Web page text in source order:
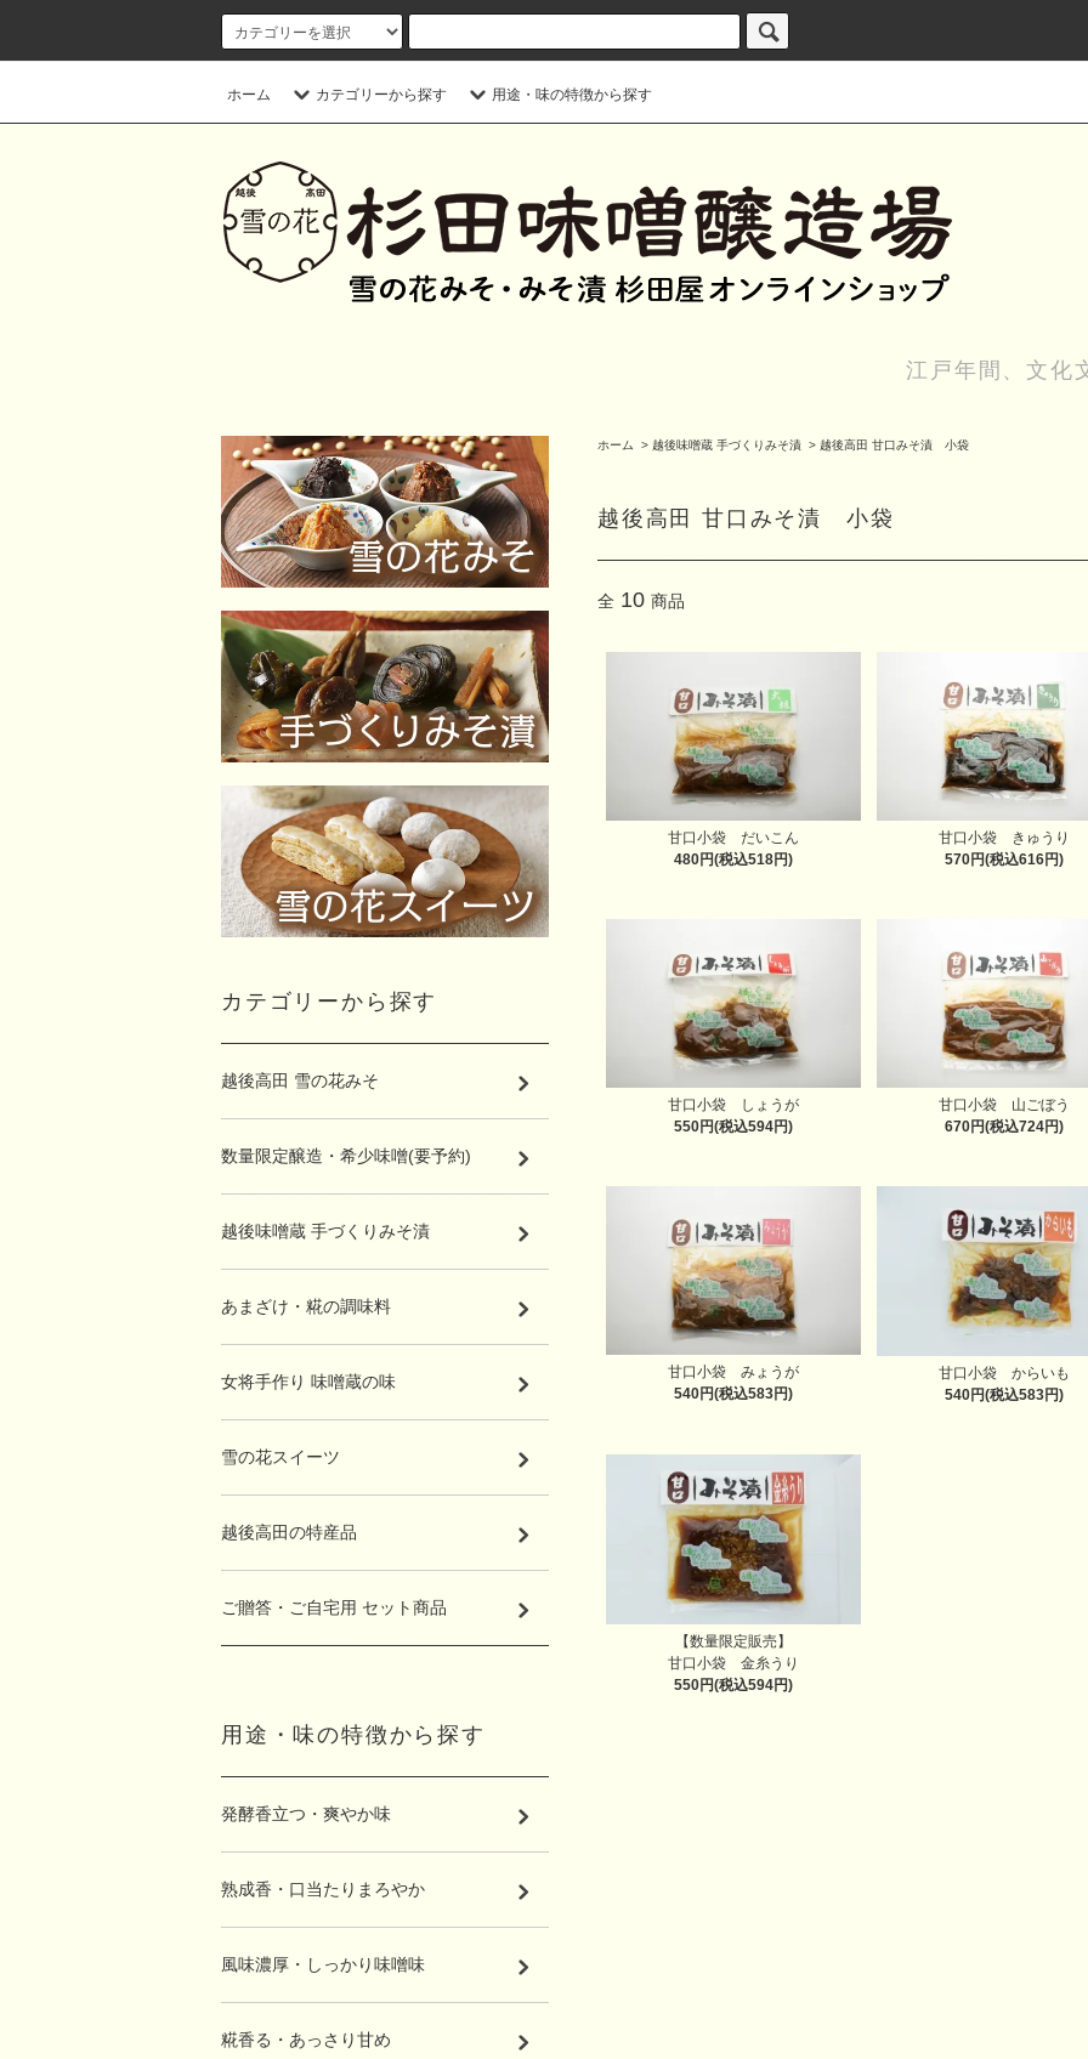
ホーム カテゴリーから探す 用途・味の特徴から探す
江戸年間、文化
ホーム > 越後味噌蔵 手づくりみそ漬 > 越後高田 甘口みそ漬 小袋
越後高田 甘口みそ漬 小袋
全 10 商品
甘口小袋 だいこん
480円(税込518円)
甘口小袋 きゅうり
570円(税込616円)
甘口小袋 しょうが
550円(税込594円)
甘口小袋 山ごぼう
670円(税込724円)
甘口小袋 みょうが
540円(税込583円)
甘口小袋 からいも
540円(税込583円)
【数量限定販売】
甘口小袋 金糸うり
550円(税込594円)
カテゴリーから探す
越後高田 雪の花みそ
数量限定醸造・希少味噌(要予約)
越後味噌蔵 手づくりみそ漬
あまざけ・糀の調味料
女将手作り 味噌蔵の味
雪の花スイーツ
越後高田の特産品
ご贈答・ご自宅用 セット商品
用途・味の特徴から探す
発酵香立つ・爽やか味
熟成香・口当たりまろやか
風味濃厚・しっかり味噌味
糀香る・あっさり甘め